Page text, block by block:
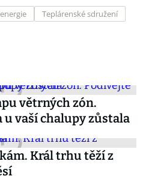
energie
Teplárenské sdružení
větrných zón.
u vaší chalupy zůstala
Král trhu těží z